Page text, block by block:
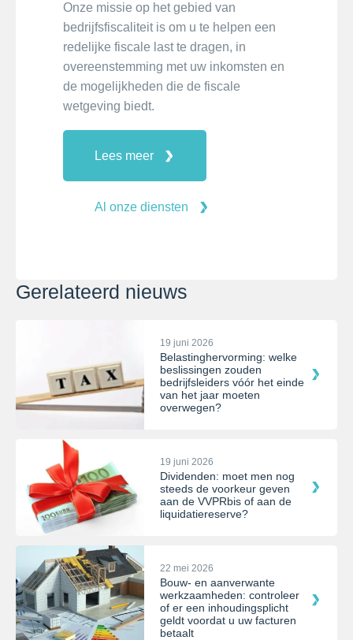
Onze missie op het gebied van
bedrijfsfiscaliteit is om u te helpen een
redelijke fiscale last te dragen, in
overeenstemming met uw inkomsten en
de mogelijkheden die de fiscale
wetgeving biedt.
Lees meer
Al onze diensten
Gerelateerd nieuws
19 juni 2026
Belastinghervorming: welke
beslissingen zouden
bedrijfsleiders vóór het einde
van het jaar moeten
overwegen?
19 juni 2026
Dividenden: moet men nog
steeds de voorkeur geven
aan de VVPRbis of aan de
liquidatiereserve?
22 mei 2026
Bouw- en aanverwante
werkzaamheden: controleer
of er een inhoudingsplicht
geldt voordat u uw facturen
betaalt